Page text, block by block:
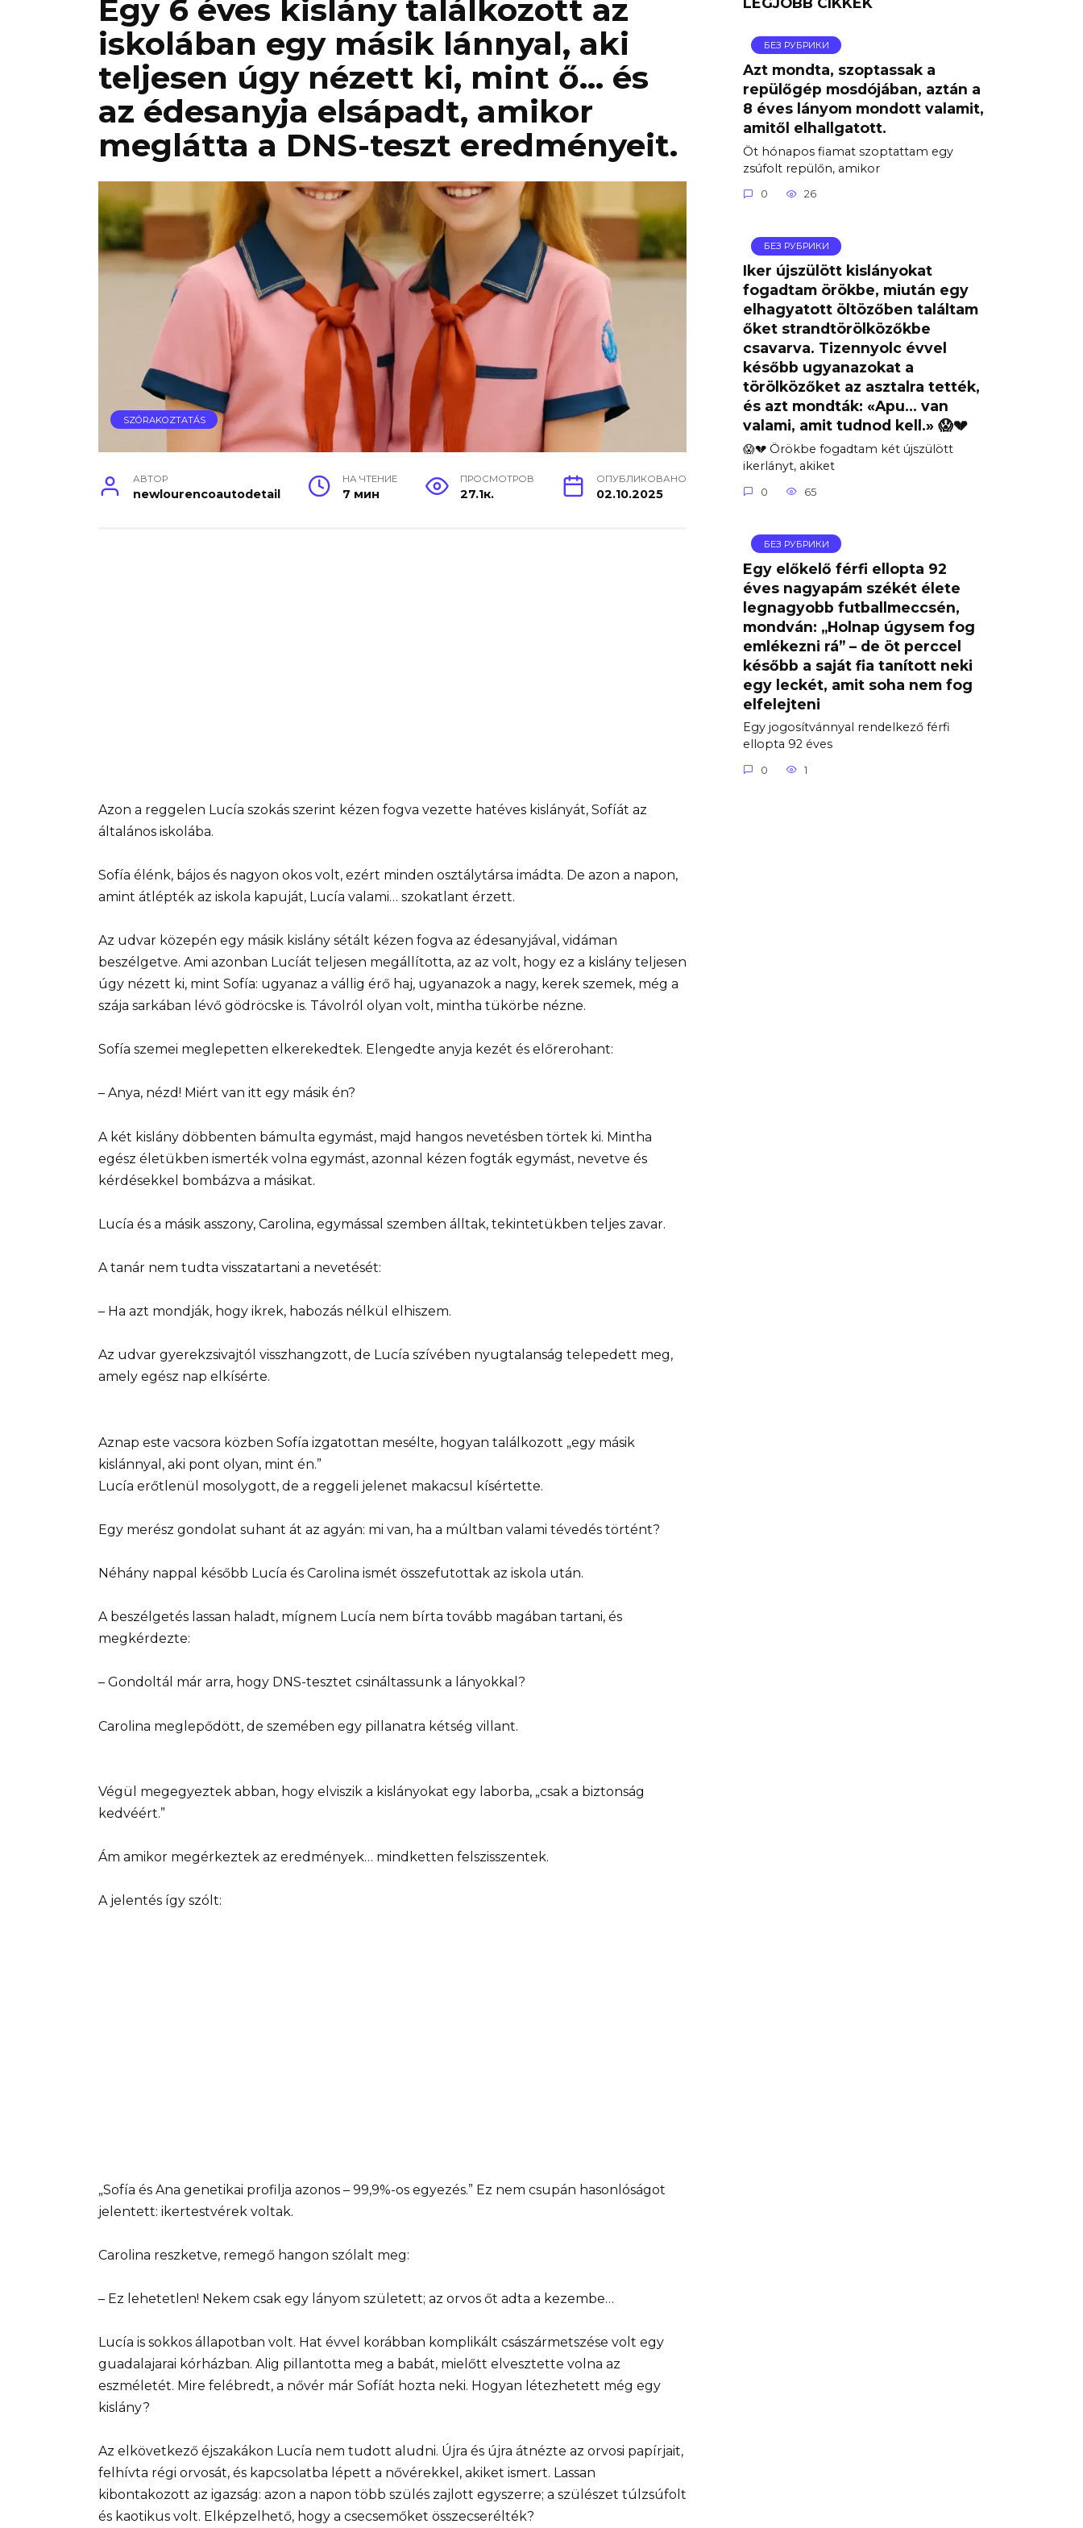
Egy 6 éves kislány találkozott az
iskolában egy másik lánnyal, aki
teljesen úgy nézett ki, mint ő… és
az édesanyja elsápadt, amikor
meglátta a DNS-teszt eredményeit.
SZÓRAKOZTATÁS
АВТОР
newlourencoautodetail
НА ЧТЕНИЕ
7 мин
ПРОСМОТРОВ
27.1к.
ОПУБЛИКОВАНО
02.10.2025
Azon a reggelen Lucía szokás szerint kézen fogva vezette hatéves kislányát, Sofíát az
általános iskolába.
Sofía élénk, bájos és nagyon okos volt, ezért minden osztálytársa imádta. De azon a napon,
amint átlépték az iskola kapuját, Lucía valami… szokatlant érzett.
Az udvar közepén egy másik kislány sétált kézen fogva az édesanyjával, vidáman
beszélgetve. Ami azonban Lucíát teljesen megállította, az az volt, hogy ez a kislány teljesen
úgy nézett ki, mint Sofía: ugyanaz a vállig érő haj, ugyanazok a nagy, kerek szemek, még a
szája sarkában lévő gödröcske is. Távolról olyan volt, mintha tükörbe nézne.
Sofía szemei meglepetten elkerekedtek. Elengedte anyja kezét és előrerohant:
– Anya, nézd! Miért van itt egy másik én?
A két kislány döbbenten bámulta egymást, majd hangos nevetésben törtek ki. Mintha
egész életükben ismerték volna egymást, azonnal kézen fogták egymást, nevetve és
kérdésekkel bombázva a másikat.
Lucía és a másik asszony, Carolina, egymással szemben álltak, tekintetükben teljes zavar.
A tanár nem tudta visszatartani a nevetését:
– Ha azt mondják, hogy ikrek, habozás nélkül elhiszem.
Az udvar gyerekzsivajtól visszhangzott, de Lucía szívében nyugtalanság telepedett meg,
amely egész nap elkísérte.
Aznap este vacsora közben Sofía izgatottan mesélte, hogyan találkozott „egy másik
kislánnyal, aki pont olyan, mint én.”
Lucía erőtlenül mosolygott, de a reggeli jelenet makacsul kísértette.
Egy merész gondolat suhant át az agyán: mi van, ha a múltban valami tévedés történt?
Néhány nappal később Lucía és Carolina ismét összefutottak az iskola után.
A beszélgetés lassan haladt, mígnem Lucía nem bírta tovább magában tartani, és
megkérdezte:
– Gondoltál már arra, hogy DNS-tesztet csináltassunk a lányokkal?
Carolina meglepődött, de szemében egy pillanatra kétség villant.
Végül megegyeztek abban, hogy elviszik a kislányokat egy laborba, „csak a biztonság
kedvéért.”
Ám amikor megérkeztek az eredmények… mindketten felszisszentek.
A jelentés így szólt:
„Sofía és Ana genetikai profilja azonos – 99,9%-os egyezés.” Ez nem csupán hasonlóságot
jelentett: ikertestvérek voltak.
Carolina reszketve, remegő hangon szólalt meg:
– Ez lehetetlen! Nekem csak egy lányom született; az orvos őt adta a kezembe…
Lucía is sokkos állapotban volt. Hat évvel korábban komplikált császármetszése volt egy
guadalajarai kórházban. Alig pillantotta meg a babát, mielőtt elvesztette volna az
eszméletét. Mire felébredt, a nővér már Sofíát hozta neki. Hogyan létezhetett még egy
kislány?
Az elkövetkező éjszakákon Lucía nem tudott aludni. Újra és újra átnézte az orvosi papírjait,
felhívta régi orvosát, és kapcsolatba lépett a nővérekkel, akiket ismert. Lassan
kibontakozott az igazság: azon a napon több szülés zajlott egyszerre; a szülészet túlzsúfolt
és kaotikus volt. Elképzelhető, hogy a csecsemőket összecserélték?
БЕЗ РУБРИКИ
Azt mondta, szoptassak a
repülőgép mosdójában, aztán a
8 éves lányom mondott valamit,
amitől elhallgatott.
Öt hónapos fiamat szoptattam egy
zsúfolt repülőn, amikor
0 26
БЕЗ РУБРИКИ
Iker újszülött kislányokat
fogadtam örökbe, miután egy
elhagyatott öltözőben találtam
őket strandtörölközőkbe
csavarva. Tizennyolc évvel
később ugyanazokat a
törölközőket az asztalra tették,
és azt mondták: «Apu… van
valami, amit tudnod kell.» 😱💔
😱💔 Örökbe fogadtam két újszülött
ikerlányt, akiket
0 65
БЕЗ РУБРИКИ
Egy előkelő férfi ellopta 92
éves nagyapám székét élete
legnagyobb futballmeccsén,
mondván: „Holnap úgysem fog
emlékezni rá” – de öt perccel
később a saját fia tanított neki
egy leckét, amit soha nem fog
elfelejteni
Egy jogosítvánnyal rendelkező férfi
ellopta 92 éves
0 1